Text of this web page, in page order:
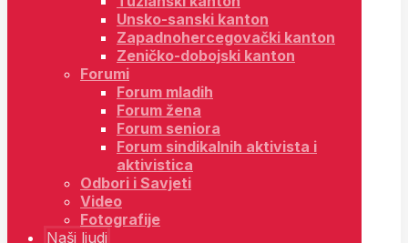
Unsko-sanski kanton
Zapadnohercegovački kanton
Zeničko-dobojski kanton
Forumi
Forum mladih
Forum žena
Forum seniora
Forum sindikalnih aktivista i
aktivistica
Odbori i Savjeti
Video
Fotografije
Naši ljudi